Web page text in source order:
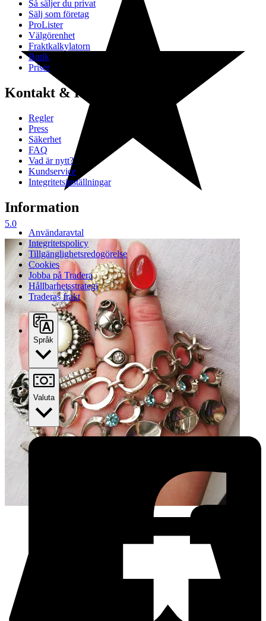
5.0
Så säljer du privat
Sälj som företag
ProLister
Välgörenhet
Fraktkalkylatorn
Butik
Priser
Kontakt & Hjälp
Regler
Press
Säkerhet
FAQ
Vad är nytt?
Kundservice
Integritetsinställningar
Information
Användaravtal
Integritetspolicy
Tillgänglighetsredogörelse
Cookies
Jobba på Tradera
Hållbarhetsstrategi
Traderas frakt
Språk
Valuta